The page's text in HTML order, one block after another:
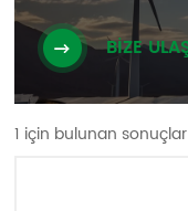
BİZE
1 için bulunan